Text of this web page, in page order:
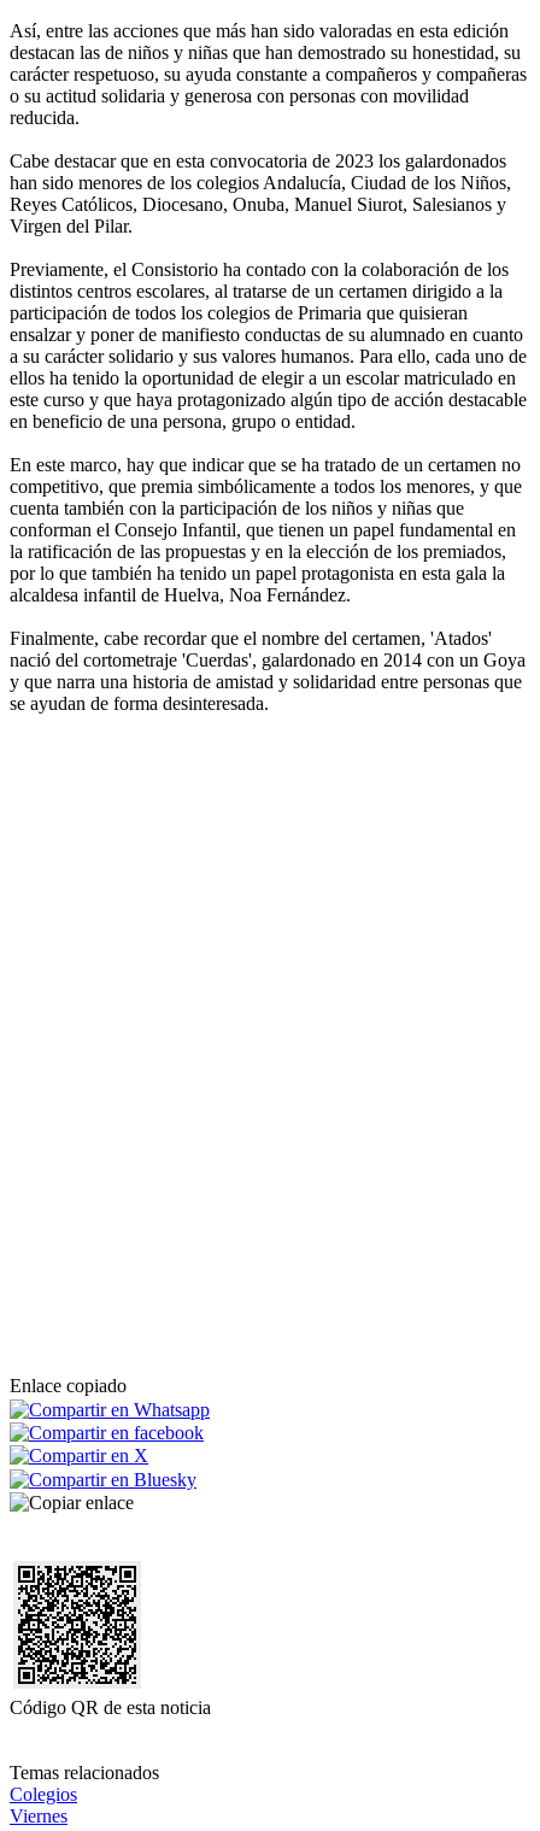
Así, entre las acciones que más han sido valoradas en esta edición
destacan las de niños y niñas que han demostrado su honestidad, su
carácter respetuoso, su ayuda constante a compañeros y compañeras
o su actitud solidaria y generosa con personas con movilidad
reducida.
Cabe destacar que en esta convocatoria de 2023 los galardonados
han sido menores de los colegios Andalucía, Ciudad de los Niños,
Reyes Católicos, Diocesano, Onuba, Manuel Siurot, Salesianos y
Virgen del Pilar.
Previamente, el Consistorio ha contado con la colaboración de los
distintos centros escolares, al tratarse de un certamen dirigido a la
participación de todos los colegios de Primaria que quisieran
ensalzar y poner de manifiesto conductas de su alumnado en cuanto
a su carácter solidario y sus valores humanos. Para ello, cada uno de
ellos ha tenido la oportunidad de elegir a un escolar matriculado en
este curso y que haya protagonizado algún tipo de acción destacable
en beneficio de una persona, grupo o entidad.
En este marco, hay que indicar que se ha tratado de un certamen no
competitivo, que premia simbólicamente a todos los menores, y que
cuenta también con la participación de los niños y niñas que
conforman el Consejo Infantil, que tienen un papel fundamental en
la ratificación de las propuestas y en la elección de los premiados,
por lo que también ha tenido un papel protagonista en esta gala la
alcaldesa infantil de Huelva, Noa Fernández.
Finalmente, cabe recordar que el nombre del certamen, 'Atados'
nació del cortometraje 'Cuerdas', galardonado en 2014 con un Goya
y que narra una historia de amistad y solidaridad entre personas que
se ayudan de forma desinteresada.
Enlace copiado
Código QR de esta noticia
Temas relacionados
Colegios
Viernes